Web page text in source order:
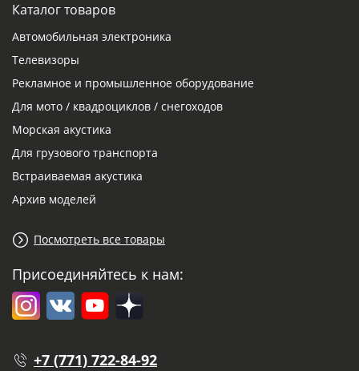
Каталог товаров
Автомобильная электроника
Телевизоры
Рекламное и промышленное оборудование
Для мото / квадроциклов / снегоходов
Морская акустика
Для грузового транспорта
Встраиваемая акустика
Архив моделей
Посмотреть все товары
Присоединяйтесь к нам:
+7 (771) 722-84-92